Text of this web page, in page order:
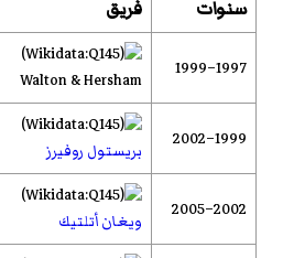
سنوات
فريق
1997–1999
Walton & Hersham
1999–2002
بريستول روفيرز
2002–2005
ويغان أتلتيك